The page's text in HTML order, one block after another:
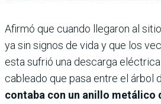
Afirmó que cuando llegaron al
ya sin signos de vida y que los
esta sufrió una descarga
cableado que pasa entre el árbol
contaba con un anillo metálico